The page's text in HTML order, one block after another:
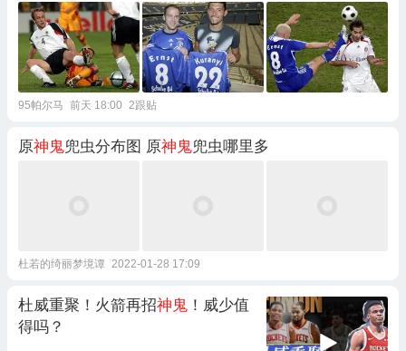
95帕尔马 前天 18:00 2跟贴
原神鬼兜虫分布图 原神鬼兜虫哪里多
杜若的绮丽梦境谭 2022-01-28 17:09
杜威重聚！火箭再招神鬼 ！威少值
得吗？